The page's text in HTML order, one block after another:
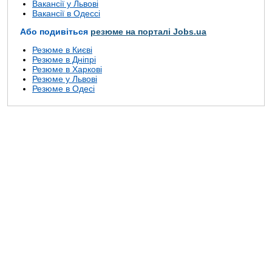
Вакансії у Львові
Вакансії в Одессі
Або подивіться резюме на порталі Jobs.ua
Резюме в Києві
Резюме в Дніпрі
Резюме в Харкові
Резюме у Львові
Резюме в Одесі